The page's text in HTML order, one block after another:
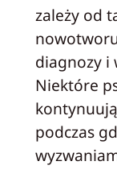
zależy od
diagnozy i
Niektóre
podczas